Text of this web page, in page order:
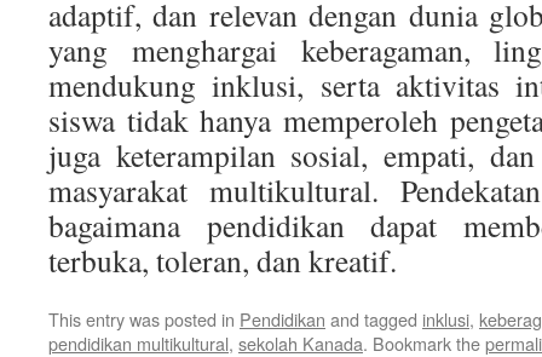
adaptif, dan relevan dengan dunia
yang menghargai keberagaman,
mendukung inklusi, serta aktivitas
siswa tidak hanya memperoleh
juga keterampilan sosial, empati,
masyarakat multikultural.
bagaimana pendidikan dapat
terbuka, toleran, dan kreatif.
This entry was posted in Pendidikan and tagged inklusi,
pendidikan multikultural, sekolah Kanada. Bookmark the